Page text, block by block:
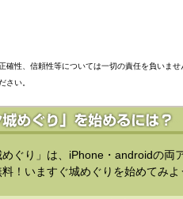
確性、信頼性等については一切の責任を負いま
さい。
めぐり」は、iPhone・androidの両
！いますぐ城めぐりを始めてみよ